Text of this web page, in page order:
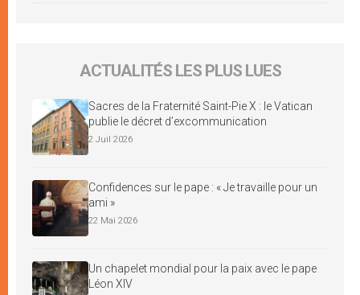
ACTUALITÉS LES PLUS LUES
Sacres de la Fraternité Saint-Pie X : le Vatican
publie le décret d’excommunication
2 Juil 2026
Confidences sur le pape : « Je travaille pour un
ami »
22 Mai 2026
Un chapelet mondial pour la paix avec le pape
Léon XIV